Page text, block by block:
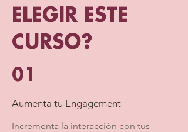
ELEGIR ESTE
CURSO?
01
Aumenta tu Engagement
Incrementa la interacción con tus